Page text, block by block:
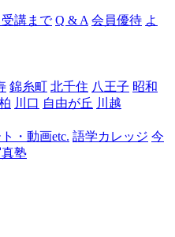
講まで Q & A 会員優待 よ
錦糸町 北千住 八王子 昭和
川口 自由が丘 川越
・動画etc. 語学カレッジ 今
塾